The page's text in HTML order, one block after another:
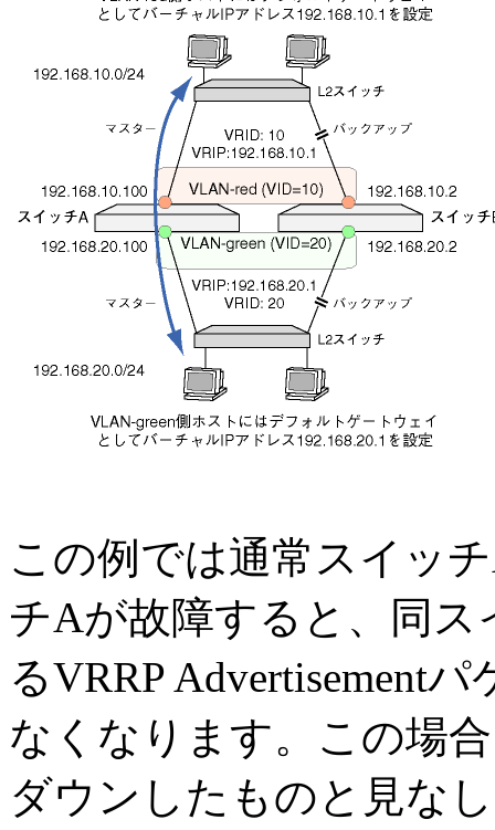
この例では通常スイッ
チAが故障すると、同
るVRRP Advertisement
なくなります。この場
ダウンしたものと見な